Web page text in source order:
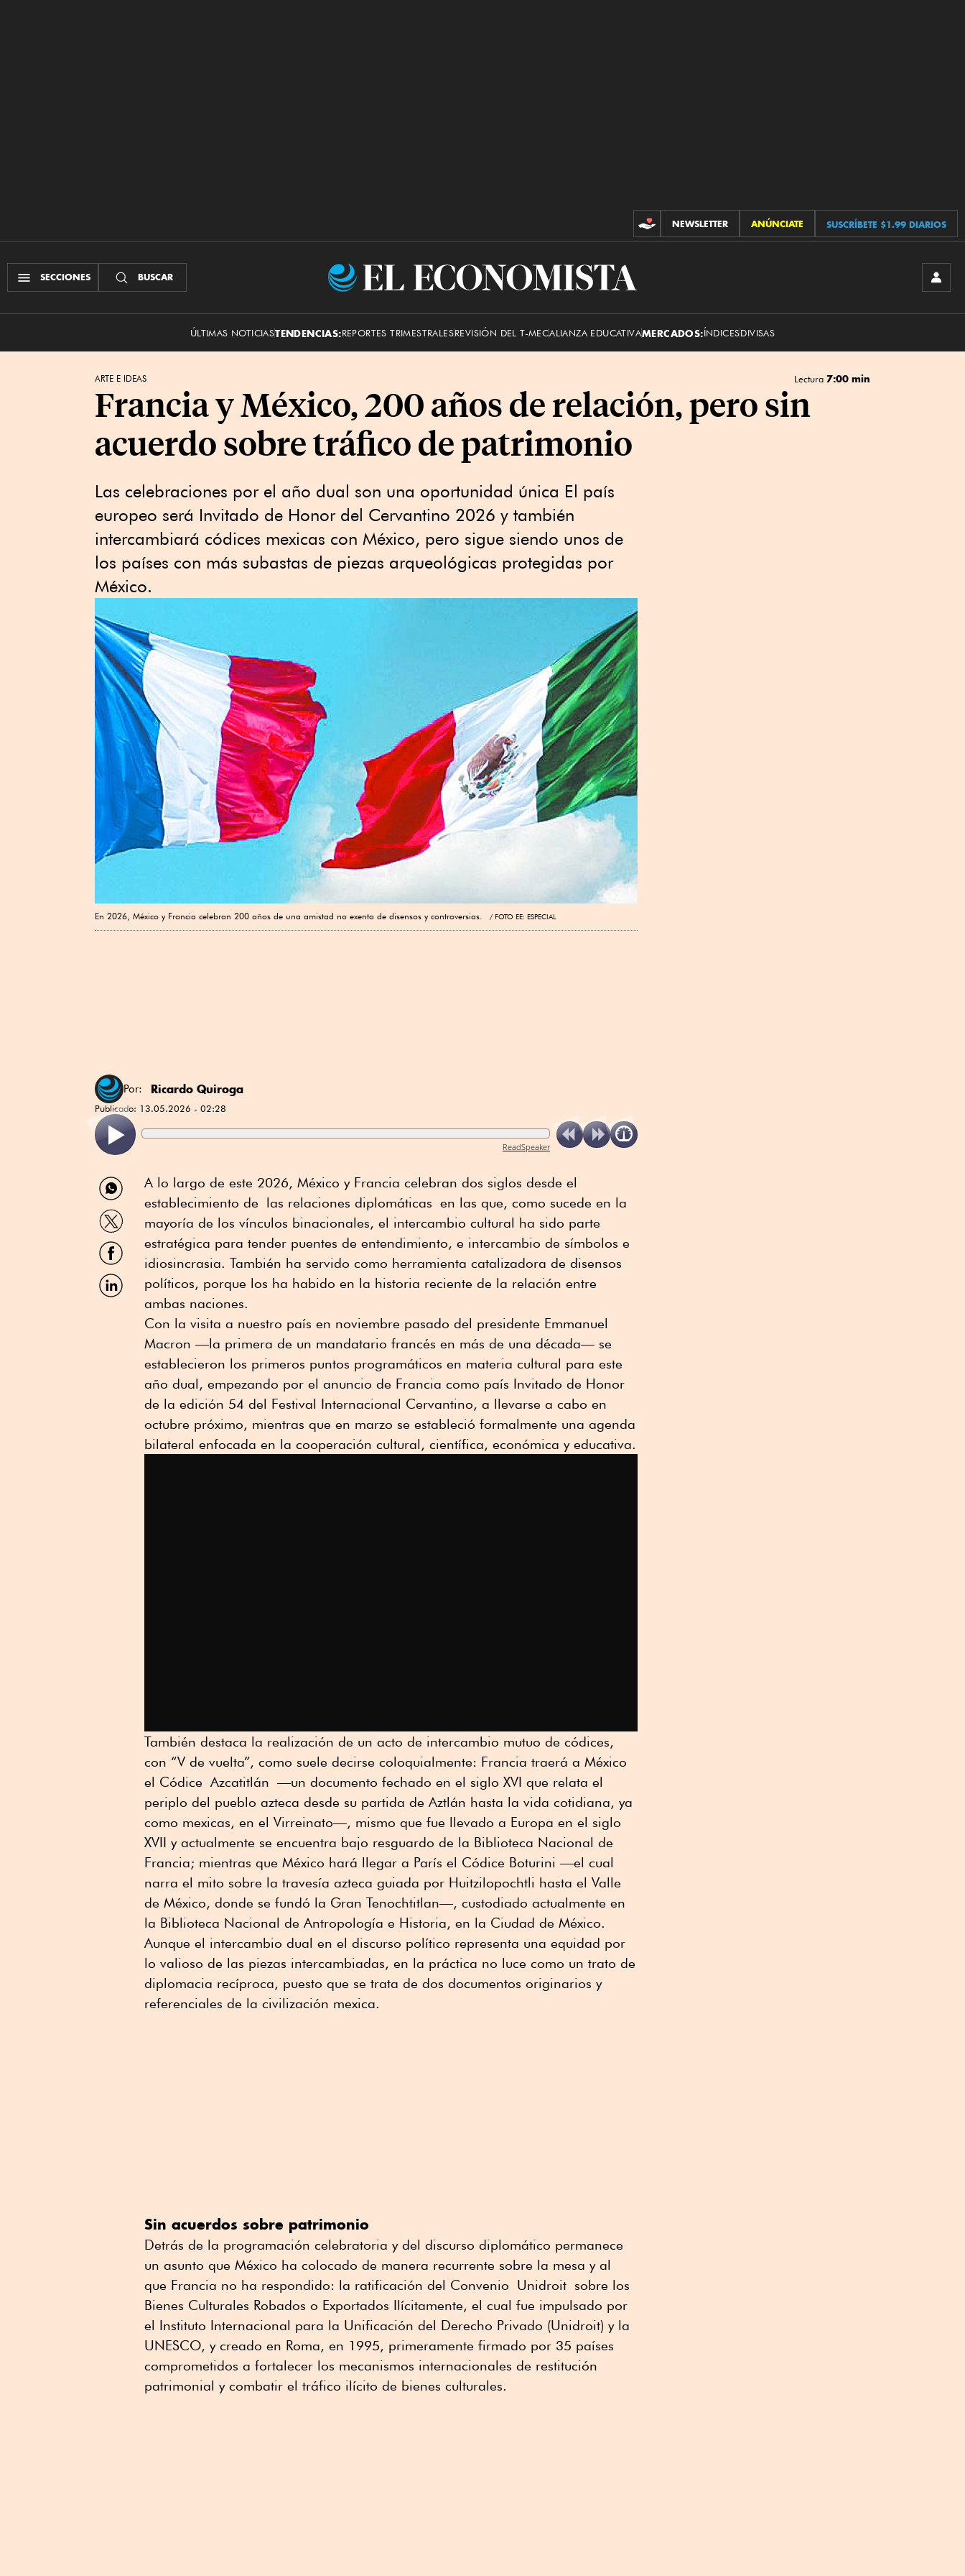
CONTRIBUCIONES
NEWSLETTER ANÚNCIATE SUSCRÍBETE $1.99 DIARIOS
SECCIONES BUSCAR
El
ÚLTIMAS NOTICIASTENDENCIAS:REPORTES TRIMESTRALESREVISIÓN DEL T-MECALIANZA EDUCATIVAMERCADOS:ÍNDICESDIVISAS
ARTE E IDEAS Lectura 7:00 min
Francia y México, 200 años de relación, pero sin
acuerdo sobre tráfico de patrimonio
Las celebraciones por el año dual son una oportunidad única El país
europeo será Invitado de Honor del Cervantino 2026 y también
intercambiará códices mexicas con México, pero sigue siendo unos de
los países con más subastas de piezas arqueológicas protegidas por
México.
En 2026, México y Francia celebran 200 años de una amistad no exenta de disensos y controversias. FOTO EE: ESPECIAL
Por: Ricardo Quiroga
Publicado: 13.05.2026 - 02:28
ReadSpeaker
Compartir
por
WhatsApp
Compartir
por
Twitter
Compartir
por
Facebook
Compartir
por
A lo largo de este 2026, México y Francia celebran dos siglos desde el
establecimiento de las relaciones diplomáticas en las que, como sucede en la
mayoría de los vínculos binacionales, el intercambio cultural ha sido parte
estratégica para tender puentes de entendimiento, e intercambio de símbolos e
idiosincrasia. También ha servido como herramienta catalizadora de disensos
políticos, porque los ha habido en la historia reciente de la relación entre
ambas naciones.
Con la visita a nuestro país en noviembre pasado del presidente Emmanuel
Macron —la primera de un mandatario francés en más de una década— se
establecieron los primeros puntos programáticos en materia cultural para este
año dual, empezando por el anuncio de Francia como país Invitado de Honor
de la edición 54 del Festival Internacional Cervantino, a llevarse a cabo en
octubre próximo, mientras que en marzo se estableció formalmente una agenda
bilateral enfocada en la cooperación cultural, científica, económica y educativa.
También destaca la realización de un acto de intercambio mutuo de códices,
con “V de vuelta”, como suele decirse coloquialmente: Francia traerá a México
el Códice Azcatitlán —un documento fechado en el siglo XVI que relata el
periplo del pueblo azteca desde su partida de Aztlán hasta la vida cotidiana, ya
como mexicas, en el Virreinato—, mismo que fue llevado a Europa en el siglo
XVII y actualmente se encuentra bajo resguardo de la Biblioteca Nacional de
Francia; mientras que México hará llegar a París el Códice Boturini —el cual
narra el mito sobre la travesía azteca guiada por Huitzilopochtli hasta el Valle
de México, donde se fundó la Gran Tenochtitlan—, custodiado actualmente en
la Biblioteca Nacional de Antropología e Historia, en la Ciudad de México.
Aunque el intercambio dual en el discurso político representa una equidad por
lo valioso de las piezas intercambiadas, en la práctica no luce como un trato de
diplomacia recíproca, puesto que se trata de dos documentos originarios y
referenciales de la civilización mexica.
Sin acuerdos sobre patrimonio
Detrás de la programación celebratoria y del discurso diplomático permanece
un asunto que México ha colocado de manera recurrente sobre la mesa y al
que Francia no ha respondido: la ratificación del Convenio Unidroit sobre los
Bienes Culturales Robados o Exportados Ilícitamente, el cual fue impulsado por
el Instituto Internacional para la Unificación del Derecho Privado (Unidroit) y la
UNESCO, y creado en Roma, en 1995, primeramente firmado por 35 países
comprometidos a fortalecer los mecanismos internacionales de restitución
patrimonial y combatir el tráfico ilícito de bienes culturales.